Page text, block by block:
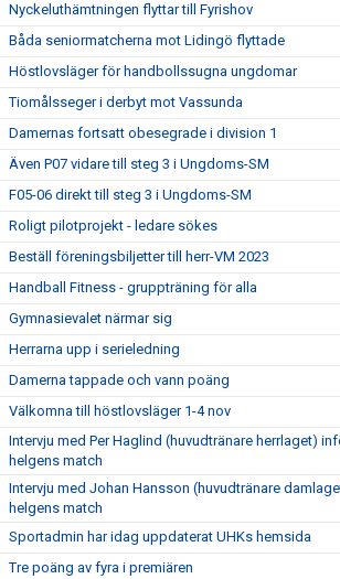
Nyckeluthämtningen flyttar till Fyrishov
Båda seniormatcherna mot Lidingö flyttade
Höstlovsläger för handbollssugna ungdomar
Tiomålsseger i derbyt mot Vassunda
Damernas fortsatt obesegrade i division 1
Även P07 vidare till steg 3 i Ungdoms-SM
F05-06 direkt till steg 3 i Ungdoms-SM
Roligt pilotprojekt - ledare sökes
Beställ föreningsbiljetter till herr-VM 2023
Handball Fitness - gruppträning för alla
Gymnasievalet närmar sig
Herrarna upp i serieledning
Damerna tappade och vann poäng
Välkomna till höstlovsläger 1-4 nov
Intervju med Per Haglind (huvudtränare herrlaget)
helgens match
Intervju med Johan Hansson (huvudtränare
helgens match
Sportadmin har idag uppdaterat UHKs hemsida
Tre poäng av fyra i premiären